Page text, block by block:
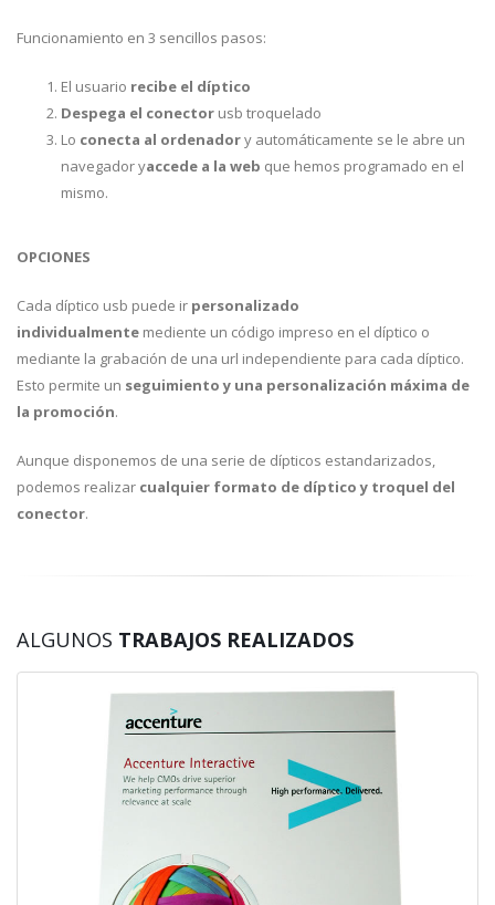
Funcionamiento en 3 sencillos pasos:
El usuario recibe el díptico
Despega el conector usb troquelado
Lo conecta al ordenadory automáticamente se le abre un
navegador yaccede a la web que hemos programado en el
mismo.
OPCIONES
Cada díptico usb puede ir personalizado
individualmente mediente un código impreso en el díptico o
mediante la grabación de una url independiente para cada díptico.
Esto permite un seguimiento y una personalización máxima de
la promoción.
Aunque disponemos de una serie de dípticos estandarizados,
podemos realizar cualquier formato de díptico y troquel del
conector.
ALGUNOS TRABAJOS REALIZADOS